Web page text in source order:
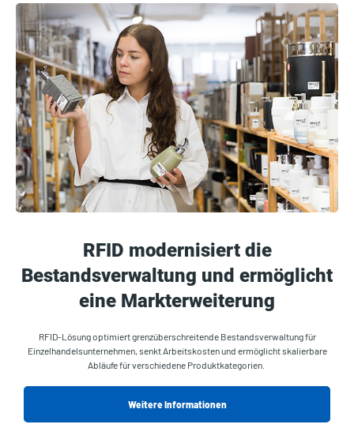
RFID modernisiert die
Bestandsverwaltung und ermöglicht
eine Markterweiterung
RFID-Lösung optimiert grenzüberschreitende Bestandsverwaltung für
Einzelhandelsunternehmen, senkt Arbeitskosten und ermöglicht skalierbare
Abläufe für verschiedene Produktkategorien.
Weitere Informationen